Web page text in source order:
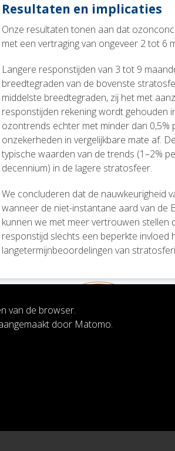
Resultaten en implicaties
Onze resultaten tonen aan dat
met een vertraging van ongeveer 2 tot 6
Langere responstijden van 3 tot 9
breedtegraden van de bovenste
middelste breedtegraden, zij het met
responstijden rekening wordt gehouden
ozontrends echter met minder dan
onzekerheden in vergelijkbare mate af.
typische waarden van de trends (1–2%
decennium) in de lagere stratosfeer.
We concluderen dat de nauwkeurigheid
wanneer de niet-instantane aard van de
kunnen we met meer vertrouwen stellen
responstijd slechts een beperkte invloed
langetermijnbeoordelingen van
Aeronomie
van de browser.
door Matomo.